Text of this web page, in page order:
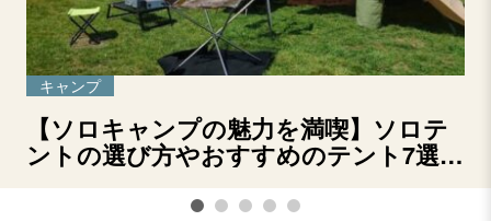
キャンプ
【ソロキャンプの魅力を満喫】ソロテ
ントの選び方やおすすめのテント7選を